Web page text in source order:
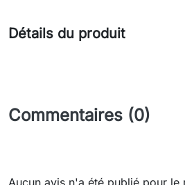
Détails du produit
Commentaires (0)